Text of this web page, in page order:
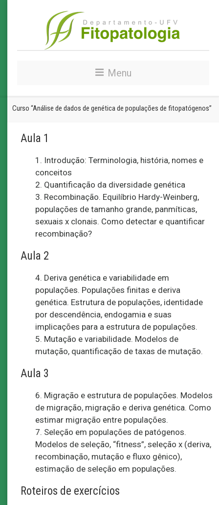
Menu
Curso “Análise de dados de genética de populações de fitopatógenos”
Aula 1
1. Introdução: Terminologia, história, nomes e
conceitos
2. Quantificação da diversidade genética
3. Recombinação. Equilíbrio Hardy-Weinberg,
populações de tamanho grande, panmíticas,
sexuais x clonais. Como detectar e quantificar
recombinação?
Aula 2
4. Deriva genética e variabilidade em
populações. Populações finitas e deriva
genética. Estrutura de populações, identidade
por descendência, endogamia e suas
implicações para a estrutura de populações.
5. Mutação e variabilidade. Modelos de
mutação, quantificação de taxas de mutação.
Aula 3
6. Migração e estrutura de populações. Modelos
de migração, migração e deriva genética. Como
estimar migração entre populações.
7. Seleção em populações de patógenos.
Modelos de seleção, “fitness”, seleção x (deriva,
recombinação, mutação e fluxo gênico),
estimação de seleção em populações.
Roteiros de exercícios